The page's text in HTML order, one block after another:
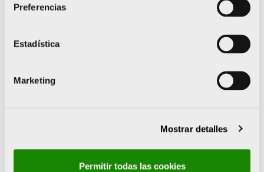
Preferencias
Estadística
Marketing
Mostrar detalles
Permitir todas las cookies
residuales. Parte 14: Desinfección.
canalización en materiales plásticos para transporte
subterráneo sin presión y almacenamiento de agua no
CEN/TS 17152-3:2022/AC:2024 2024-01-31 UNE-
CEN/TS 17943:2023 Caracterización de los residuos.
incendios. criComponentes para sistemas de
rociadores y agua pulverizada..